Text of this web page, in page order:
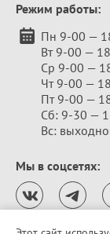
Режим работы:
Пн 9-00 —
Вт 9-00 —
Ср 9-00 —
Чт 9-00 —
Пт 9-00 —
Сб: 9-30 —
Вс:
Мы в соцсетях: